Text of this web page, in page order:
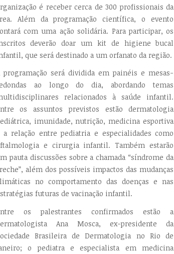
é receber cerca de 300 profissionais da
Além da programação científica, o evento
com uma ação solidária. Para participar, os
deverão doar um kit de higiene bucal
que será destinado a um orfanato da região.
programação será dividida em painéis e mesas-
ao longo do dia, abordando temas
relacionados à saúde infantil.
os assuntos previstos estão dermatologia
imunidade, nutrição, medicina esportiva
a relação entre pediatria e especialidades como
e cirurgia infantil. Também estarão
pauta discussões sobre a chamada “síndrome da
além dos possíveis impactos das mudanças
no comportamento das doenças e nas
futuras de vacinação infantil.
os palestrantes confirmados estão a
Ana Mosca, ex-presidente da
Brasileira de Dermatologia no Rio de
o pediatra e especialista em medicina